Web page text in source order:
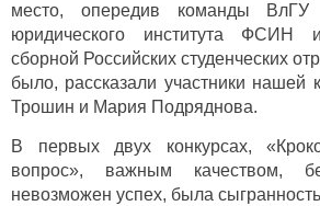
место, опередив команды ВлГУ
юридического института ФСИН
сборной Российских студенческих
было, рассказали участники нашей
Трошин и Мария Подряднова.
В первых двух конкурсах,
вопрос», важным качеством,
невозможен успех, была